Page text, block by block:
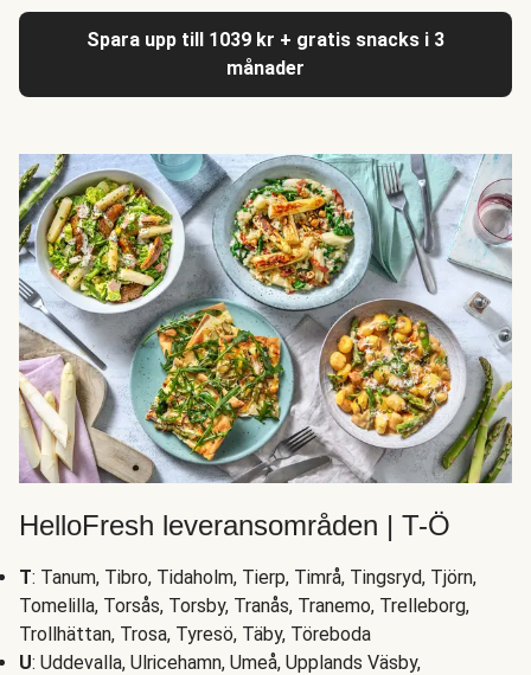
Spara upp till 1039 kr + gratis snacks i 3
månader
HelloFresh leveransområden | T-Ö
T: Tanum, Tibro, Tidaholm, Tierp, Timrå, Tingsryd, Tjörn,
Tomelilla, Torsås, Torsby, Tranås, Tranemo, Trelleborg,
Trollhättan, Trosa, Tyresö, Täby, Töreboda
U: Uddevalla, Ulricehamn, Umeå, Upplands Väsby,